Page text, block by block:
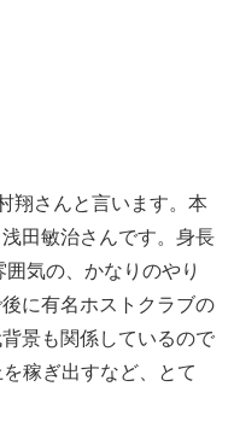
翔さんと言います。本
田敏治さんです。身長
気の、かなりのやり
に有名ホストクラブの
景も関係しているので
稼ぎ出すなど、とて